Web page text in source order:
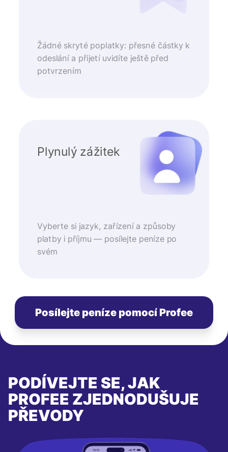
Žádné skryté poplatky: přesné částky k
odeslání a přijetí uvidíte ještě před
potvrzením
Plynulý zážitek
Vyberte si jazyk, zařízení a způsoby
platby i příjmu — posílejte peníze po
svém
Posílejte peníze pomocí Profee
PODÍVEJTE SE, JAK
PROFEE ZJEDNODUŠUJE
PŘEVODY